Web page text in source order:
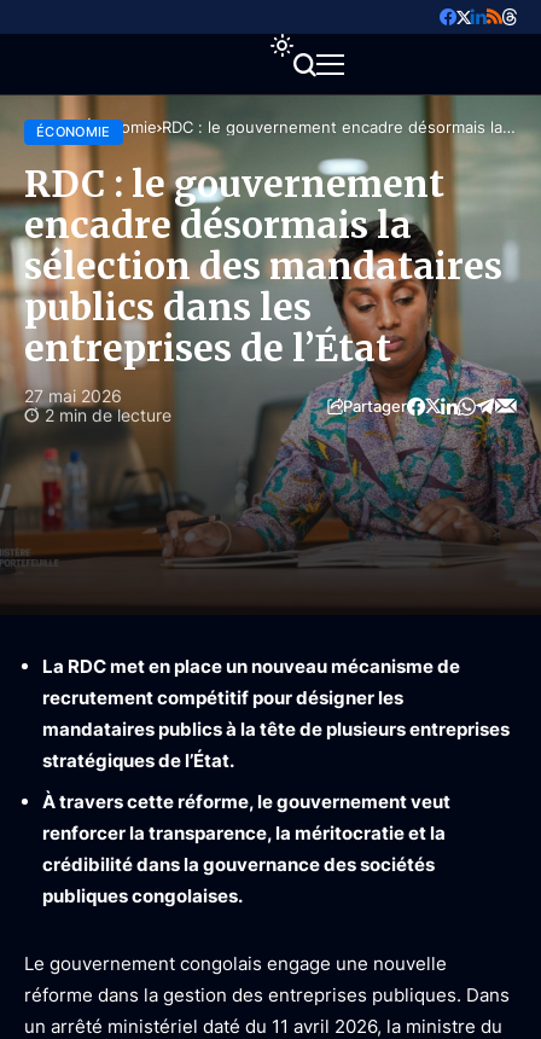
Accueil Économie RDC : le gouvernement encadre désormais la
sélection des mandataires publics dans les
ÉCONOMIE
RDC : le gouvernement
encadre désormais la
sélection des mandataires
publics dans les
entreprises de l’État
27 mai 2026
2 min de lecture
Partager
La RDC met en place un nouveau mécanisme de
recrutement compétitif pour désigner les
mandataires publics à la tête de plusieurs entreprises
stratégiques de l’État.
À travers cette réforme, le gouvernement veut
renforcer la transparence, la méritocratie et la
crédibilité dans la gouvernance des sociétés
publiques congolaises.
Le gouvernement congolais engage une nouvelle
réforme dans la gestion des entreprises publiques. Dans
un arrêté ministériel daté du 11 avril 2026, la ministre du